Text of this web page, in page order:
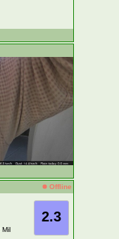
Offline
2.3
Mil